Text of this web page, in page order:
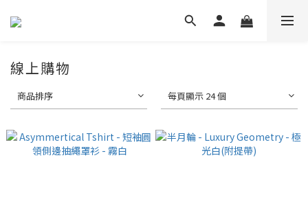
線上購物
商品排序 每頁顯示 24 個